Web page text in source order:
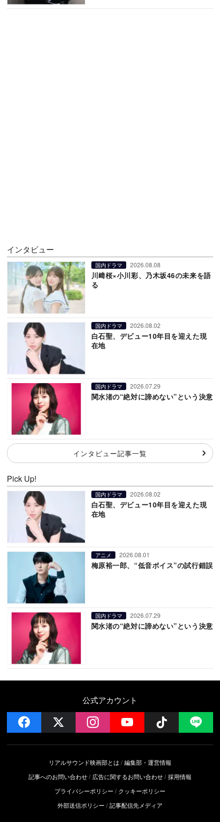
インタビュー
国内ドラマ 2026.08.08
川﨑桜×小川彩、乃木坂46の未来を語
る
国内ドラマ 2026.08.02
白石聖、デビュー10年目を迎えた現
在地
国内ドラマ 2026.07.29
関水渚の“絶対に諦めない”という決意
インタビュー記事一覧
Pick Up!
国内ドラマ 2026.08.02
白石聖、デビュー10年目を迎えた現
在地
アニメ 2026.08.01
梅原裕一郎、“低音ボイス”の試行錯誤
国内ドラマ 2026.07.29
関水渚の“絶対に諦めない”という決意
公式アカウント
facebook instagramYouTube Follow
リアルサウンド映画部とは
編集部・運営情報
記事へのお問い合わせ
広告に関するお問い合わせ 採用情報
プライバシーポリシー
クッキーポリシー
外部送信ポリシー
記事配信先メディア